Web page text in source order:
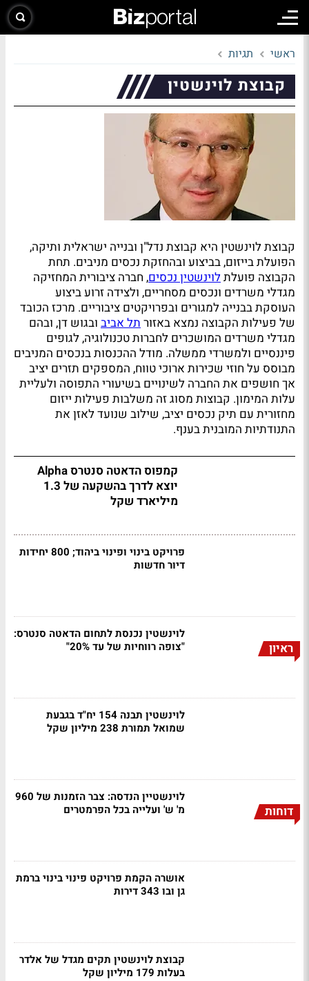
ראשי תגיות
קבוצת לוינשטין
קבוצת לוינשטין היא קבוצת נדל"ן ובנייה ישראלית ותיקה,
הפועלת בייזום, בביצוע ובהחזקת נכסים מניבים. תחת
הקבוצה פועלתלוינשטין נכסים, חברה ציבורית המחזיקה
מגדלי משרדים ונכסים מסחריים, ולצידה זרוע ביצוע
העוסקת בבנייה למגורים ובפרויקטים ציבוריים. מרכז הכובד
של פעילות הקבוצה נמצא באזורתל אביב ובגוש דן, ובהם
מגדלי משרדים המושכרים לחברות טכנולוגיה, לגופים
פיננסיים ולמשרדי ממשלה. מודל ההכנסות בנכסים המניבים
מבוסס על חוזי שכירות ארוכי טווח, המספקים תזרים יציב
אך חושפים את החברה לשינויים בשיעורי התפוסה ולעליית
עלות המימון. קבוצות מסוג זה משלבות פעילות ייזום
מחזורית עם תיק נכסים יציב, שילוב שנועד לאזן את
התנודתיות המובנית בענף.
קמפוס הדאטה סנטרס Alpha
יוצא לדרך בהשקעה של 1.3
מיליארד שקל
פרויקט בינוי ופינוי ביהוד; 800 יחידות
דיור חדשות
ראיון
לוינשטין נכנסת לתחום הדאטה סנטרס:
"צופה רווחיות של עד 20%"
לוינשטין תבנה 154 יח"ד בגבעת
שמואל תמורת 238 מיליון שקל
דוחות
לוינשטיין הנדסה: צבר הזמנות של 960
מ' ש' ועלייה בכל הפרמטרים
אושרה הקמת פרויקט פינוי בינוי ברמת
גן ובו 343 דירות
קבוצת לוינשטין תקים מגדל של אלדר
בעלות 179 מיליון שקל